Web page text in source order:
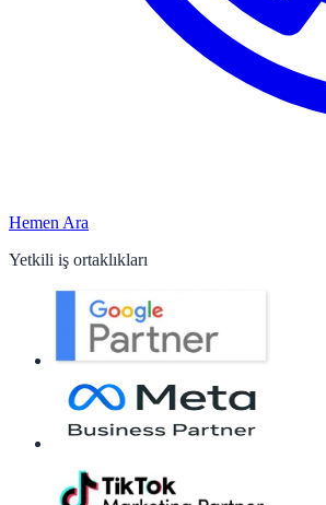
Hemen Ara
Yetkili iş ortaklıkları